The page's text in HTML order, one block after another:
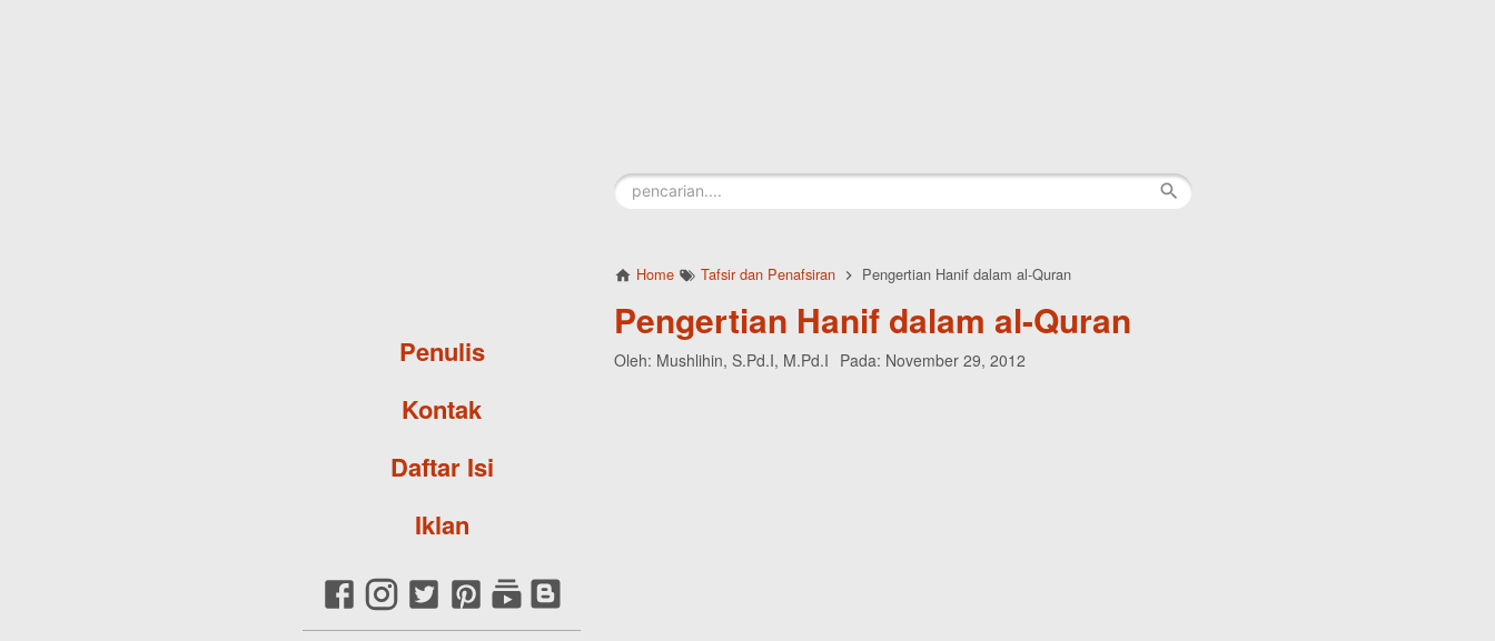
Penulis
Kontak
Daftar Isi
Iklan
Home Tafsir dan Penafsiran Pengertian Hanif dalam al-Quran
Pengertian Hanif dalam al-Quran
Oleh: Mushlihin, S.Pd.I, M.Pd.I Pada: November 29, 2012